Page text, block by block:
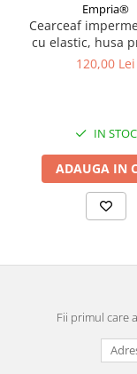
Empria®
Cearceaf
cu elastic, husa
saltea tip
120,00 Lei
IN STOC
ADAUGA IN
Fii primul care